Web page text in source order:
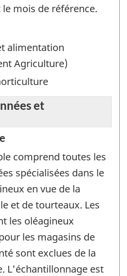
mois de référence.
alimentation
Agriculture)
et
comprend toutes les
spécialisées dans le
en vue de la
et de tourteaux. Les
les oléagineux
les magasins de
sont exclues de la
L'échantillonnage est